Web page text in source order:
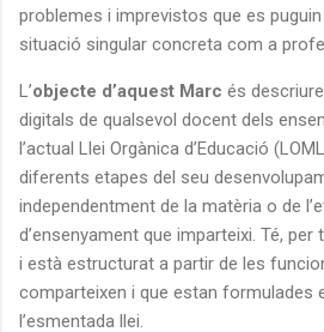
problemes i imprevistos que es
situació singular concreta com a
L’objecte d’aquest Marc és
digitals de qualsevol docent dels
l’actual Llei Orgànica d’Educació
diferents etapes del seu
independentment de la matèria o de
d’ensenyament que imparteixi. Té,
i està estructurat a partir de les
comparteixen i que estan formulades
l’esmentada llei.